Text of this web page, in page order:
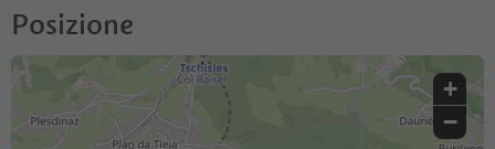
Posizione
+
−